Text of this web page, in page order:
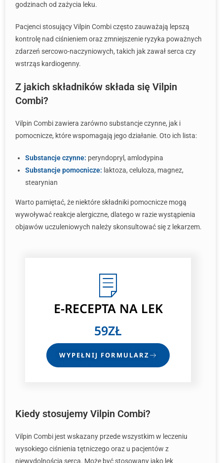
godzinach od zażycia leku.
Pacjenci stosujący Vilpin Combi często zauważają lepszą
kontrolę nad ciśnieniem oraz zmniejszenie ryzyka poważnych
zdarzeń sercowo-naczyniowych, takich jak zawał serca czy
wstrząs kardiogenny.
Z jakich składników składa się Vilpin
Combi?
Vilpin Combi zawiera zarówno substancje czynne, jak i
pomocnicze, które wspomagają jego działanie. Oto ich lista:
Substancje czynne: peryndopryl, amlodypina
Substancje pomocnicze: laktoza, celuloza, magnez,
stearynian
Warto pamiętać, że niektóre składniki pomocnicze mogą
wywoływać reakcje alergiczne, dlatego w razie wystąpienia
objawów uczuleniowych należy skonsultować się z lekarzem.
E-RECEPTANA LEK
59ZŁ
WYPEŁNIJ FORMULARZ
Kiedy stosujemy Vilpin Combi?
Vilpin Combi jest wskazany przede wszystkim w leczeniu
wysokiego ciśnienia tętniczego oraz u pacjentów z
niewydolnością serca. Może być stosowany jako lek